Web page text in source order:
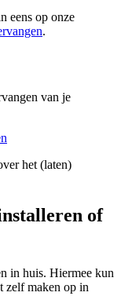
eens op onze
.
van je
het (laten)
of
in huis. Hiermee kun
zelf maken op in